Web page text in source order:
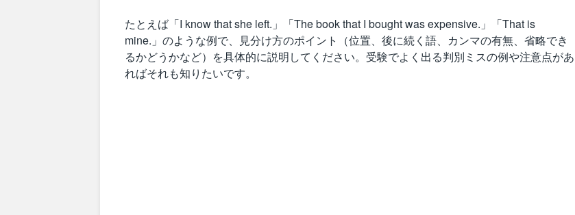
たとえば「I know that she left.」「The book that I bought was expensive.」「That is
mine.」のような例で、見分け方のポイント（位置、後に続く語、カンマの有無、省略でき
るかどうかなど）を具体的に説明してください。受験でよく出る判別ミスの例や注意点があ
ればそれも知りたいです。